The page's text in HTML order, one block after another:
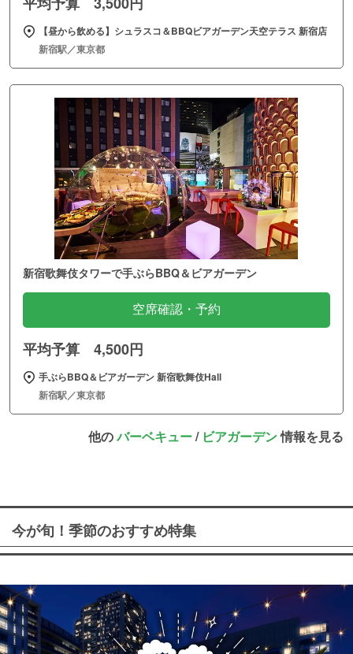
【昼から飲める】シュラスコ＆BBQビアガーデン天空テラス 新宿店
新宿駅／東京都
新宿歌舞伎タワーで手ぶらBBQ＆ビアガーデン
空席確認・予約
平均予算 4,500円
手ぶらBBQ＆ビアガーデン 新宿歌舞伎Hall
新宿駅／東京都
他のバーベキュー/ ビアガーデン情報を見る
今が旬！季節のおすすめ特集